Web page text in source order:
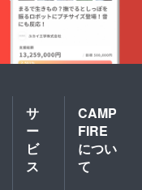
サ
ー
ビ
ス
CAMP
FIRE
につい
て